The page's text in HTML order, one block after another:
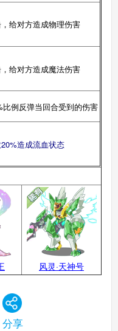
搜
给对方造成物理伤害
给对方造成魔法伤害
比例反弹当回合受到的伤害
造成流血状态
风灵·天神号
分享